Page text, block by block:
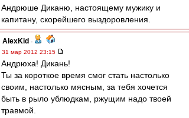
Андрюше Диканю, настоящему мужику и
капитану, скорейшего выздоровления.
AlexKid -
31 мар 2012 23:15
Андрюха! Дикань!
Ты за короткое время смог стать настолько
своим, настолько мясным, за тебя хочется
быть в рыло ублюдкам, ржущим надо твоей
травмой.